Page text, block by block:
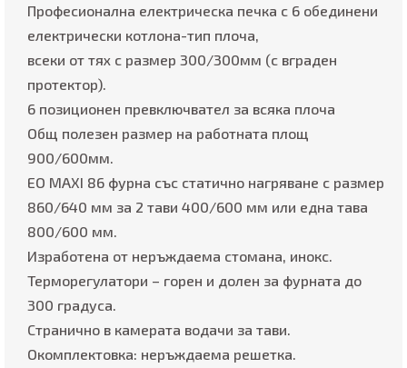
Професионална електрическа печка с 6 обединени
електрически котлона-тип плоча,
всеки от тях с размер 300/300мм (с вграден
протектор).
6 позиционен превключвател за всяка плоча
Общ полезен размер на работната площ
900/600мм.
ЕО MAXI 86 фурна със статично нагряване с размер
860/640 мм за 2 тави 400/600 мм или една тава
800/600 мм.
Изработена от неръждаема стомана, инокс.
Терморегулатори – горен и долен за фурната до
300 градуса.
Странично в камерата водачи за тави.
Окомплектовка: неръждаема решетка.